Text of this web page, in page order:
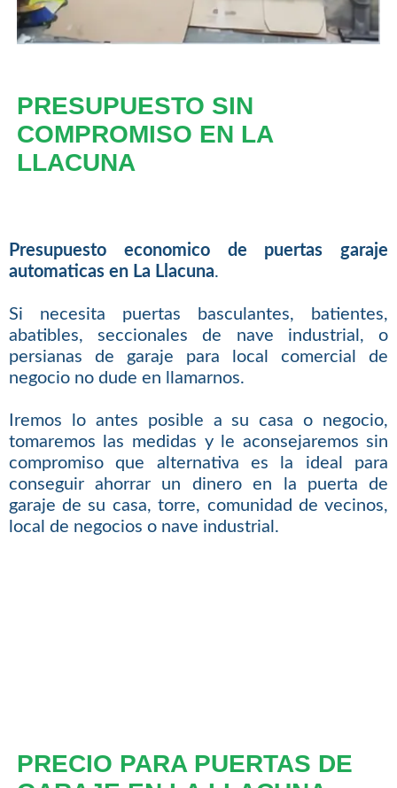
PRESUPUESTO SIN
COMPROMISO EN LA
LLACUNA
Presupuesto economico de puertas garaje
automaticas en La Llacuna.
Si necesita puertas basculantes, batientes,
abatibles, seccionales de nave industrial, o
persianas de garaje para local comercial de
negocio no dude en llamarnos.
Iremos lo antes posible a su casa o negocio,
tomaremos las medidas y le aconsejaremos sin
compromiso que alternativa es la ideal para
conseguir ahorrar un dinero en la puerta de
garaje de su casa, torre, comunidad de vecinos,
local de negocios o nave industrial.
PRECIO PARA PUERTAS DE